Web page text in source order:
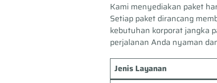
Kami menyediakan paket
Setiap paket dirancang
kebutuhan korporat jangka
perjalanan Anda nyaman
Jenis Layanan